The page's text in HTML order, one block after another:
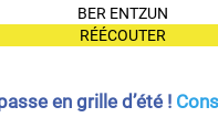
BER ENTZUN
RÉÉCOUTER
en grille d’été !